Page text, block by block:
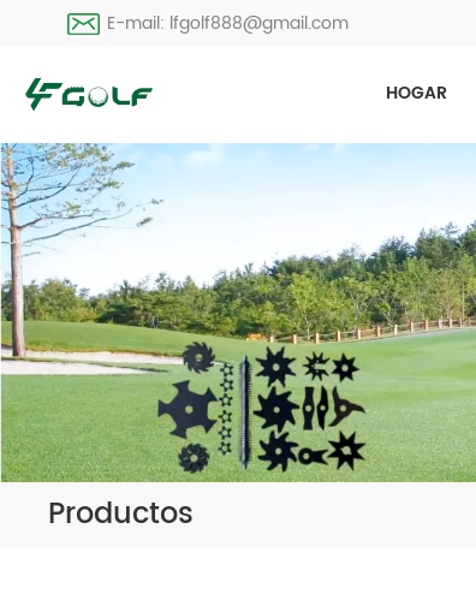
E-mail: lfgolf888@gmail.com
HOGAR
Productos